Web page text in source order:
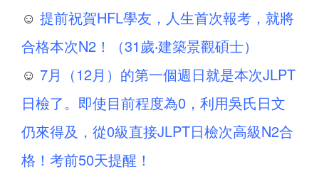
☺ 提前祝賀HFL學友，人生首次報考，就將
合格本次N2！（31歲‧建築景觀碩士）
☺ 7月（12月）的第一個週日就是本次JLPT
日檢了。即使目前程度為0，利用吳氏日文
仍來得及，從0級直接JLPT日檢次高級N2合
格！考前50天提醒！